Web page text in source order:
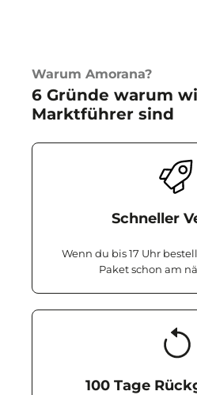
Warum Amorana?
6 Gründe warum
Marktführer sind
Schneller
Wenn du bis 17 Uhr
Paket schon am
100 Tage